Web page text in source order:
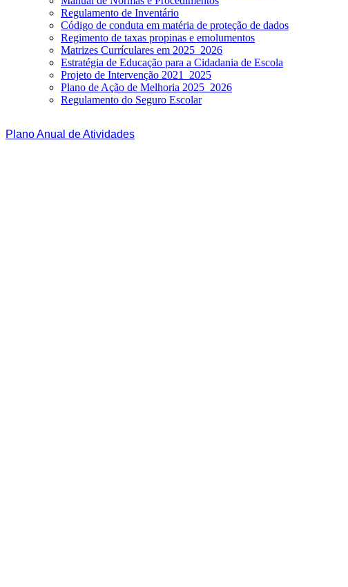
Regulamento de Inventário
Código de conduta em matéria de proteção de dados
Regimento de taxas propinas e emolumentos
Matrizes Currículares em 2025_2026
Estratégia de Educação para a Cidadania de Escola
Projeto de Intervenção 2021_2025
Plano de Ação de Melhoria 2025_2026
Regulamento do Seguro Escolar
Plano Anual de Atividades